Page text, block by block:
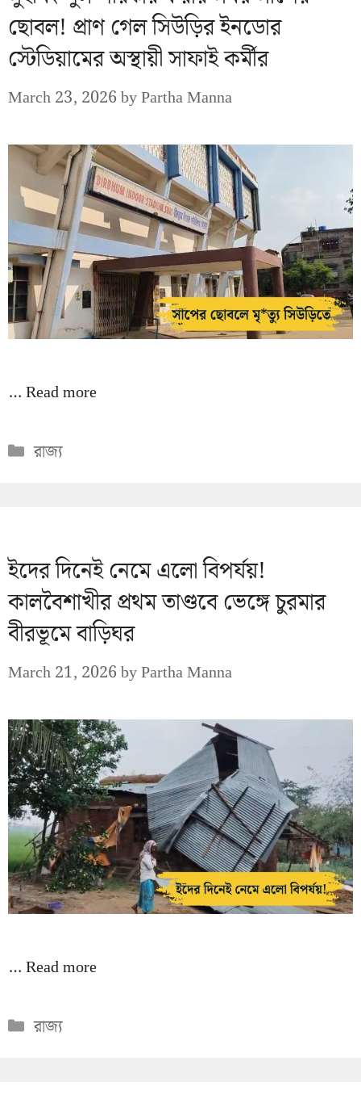
ছোবল! প্রাণ গেল সিউড়ির ইনডোর
স্টেডিয়ামের অস্থায়ী সাফাই কর্মীর
March 23, 2026byPartha Manna
…Read more
Categories
রাজ্য
ইদের দিনেই নেমে এলো বিপর্যয়!
কালবৈশাখীর প্রথম তাণ্ডবে ভেঙ্গে চুরমার
বীরভূমে বাড়িঘর
March 21, 2026byPartha Manna
…Read more
Categories
রাজ্য